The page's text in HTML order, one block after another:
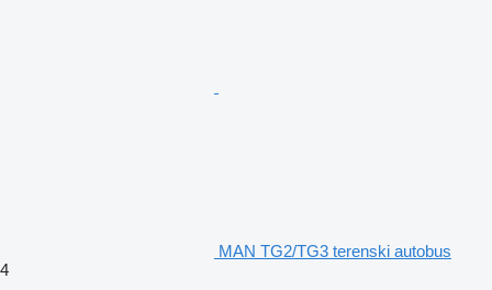
MAN TG2/TG3 terenski autobus
4